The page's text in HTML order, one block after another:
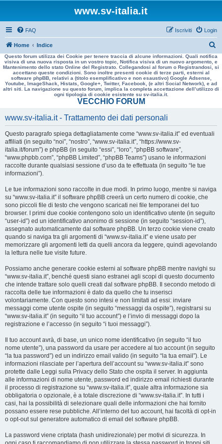
www.sv-italia.it
FAQ Login
Iscriviti
Home Indice
e
r
a
Questo forum utilizza dei Cookie per tenere traccia di alcune informazioni. Quali notifica
visiva di una nuova risposta in un vostro topic, Notifica visiva di un nuovo argomento, e
Mantenimento dello stato Online del Registrato. Collegandosi al forum o Registrandosi, si
accettano queste condizioni. Sono inoltre presenti cookie di terze parti, esterni al
software phpBB, relativi a (titolo esemplificativo e non esaustivo) Google Adsense,
Youtube, ImageShack, Histats, Google+, Twitter, Facebook, (e altri Social Network), e ad
altri siti. La navigazione su questo forum, implica la completa accettazione dell’utilizzo di
ogni tipologia di cookie esistente su sv-italia.it.
VECCHIO FORUM
www.sv-italia.it - Trattamento dei dati personali
Questo paragrafo spiega dettagliatamente come “www.sv-italia.it” ed eventuali
affiliati (in seguito “noi”, “nostro”, “www.sv-italia.it”, “https://www.sv-
italia.it/forum”) e phpBB (in seguito “essi”, “loro”, “phpBB software”,
“www.phpbb.com”, “phpBB Limited”, “phpBB Teams”) usano le informazioni
raccolte durante qualsiasi sessione d’uso da te effettuata (in seguito “le tue
informazioni”).
Le tue informazioni sono raccolte in due modi. In primo luogo, mentre si naviga
su “www.sv-italia.it” il software phpBB creerà un certo numero di cookie, che
sono piccoli file di testo che vengono scaricati nei file temporanei del tuo
browser. I primi due cookie contengono solo un identificativo utente (in seguito
“user-id”) ed un identificativo anonimo di sessione (in seguito “session-id”),
assegnato automaticamente dal software phpBB. Un terzo cookie viene creato
quando si naviga tra gli argomenti di “www.sv-italia.it” e viene usato per
memorizzare gli argomenti letti da quelli ancora da leggere, quindi agevolando
la lettura nelle tue visite future.
Possiamo anche generare cookie esterni al software phpBB mentre navighi su
“www.sv-italia.it”, benché questi siano estranei agli scopi di questo documento
che intende trattare solo quelli creati dal software phpBB. Il secondo metodo di
raccolta delle tue informazioni è dato da quello che tu inserisci
volontariamente. Con questo sono intesi e non limitati ad essi: inviare
messaggi come utente ospite (in seguito “messaggi da ospite”), registrarsi su
“www.sv-italia.it” (in seguito “il tuo account”) e l’invio di messaggi dopo la
registrazione e l’accesso (in seguito “i tuoi messaggi”).
Il tuo account avrà, di base, un unico nome identificativo (in seguito “il tuo
nome utente”), una password da usare per accedere al tuo account (in seguito
“la tua password”) ed un indirizzo email valido (in seguito “la tua email”). Le
informazioni rilasciate per l’apertura dell’account su “www.sv-italia.it” sono
protette dalle Leggi sulla Privacy dello Stato che ospita il server. In aggiunta
alle informazioni di nome utente, password ed indirizzo email richiesti durante
il processo di registrazione su “www.sv-italia.it”, quale altra informazione sia
obbligatoria o opzionale, è a totale discrezione di “www.sv-italia.it”. In tutti i
casi, hai la possibilità di selezionare quali delle informazioni che hai fornito
possano essere rese pubbliche. All’interno del tuo account, hai facoltà di opt-in
o opt-out sul generatore automatico di email del software phpBB.
La password viene criptata (hash unidirezionale) per motivi di sicurezza. In